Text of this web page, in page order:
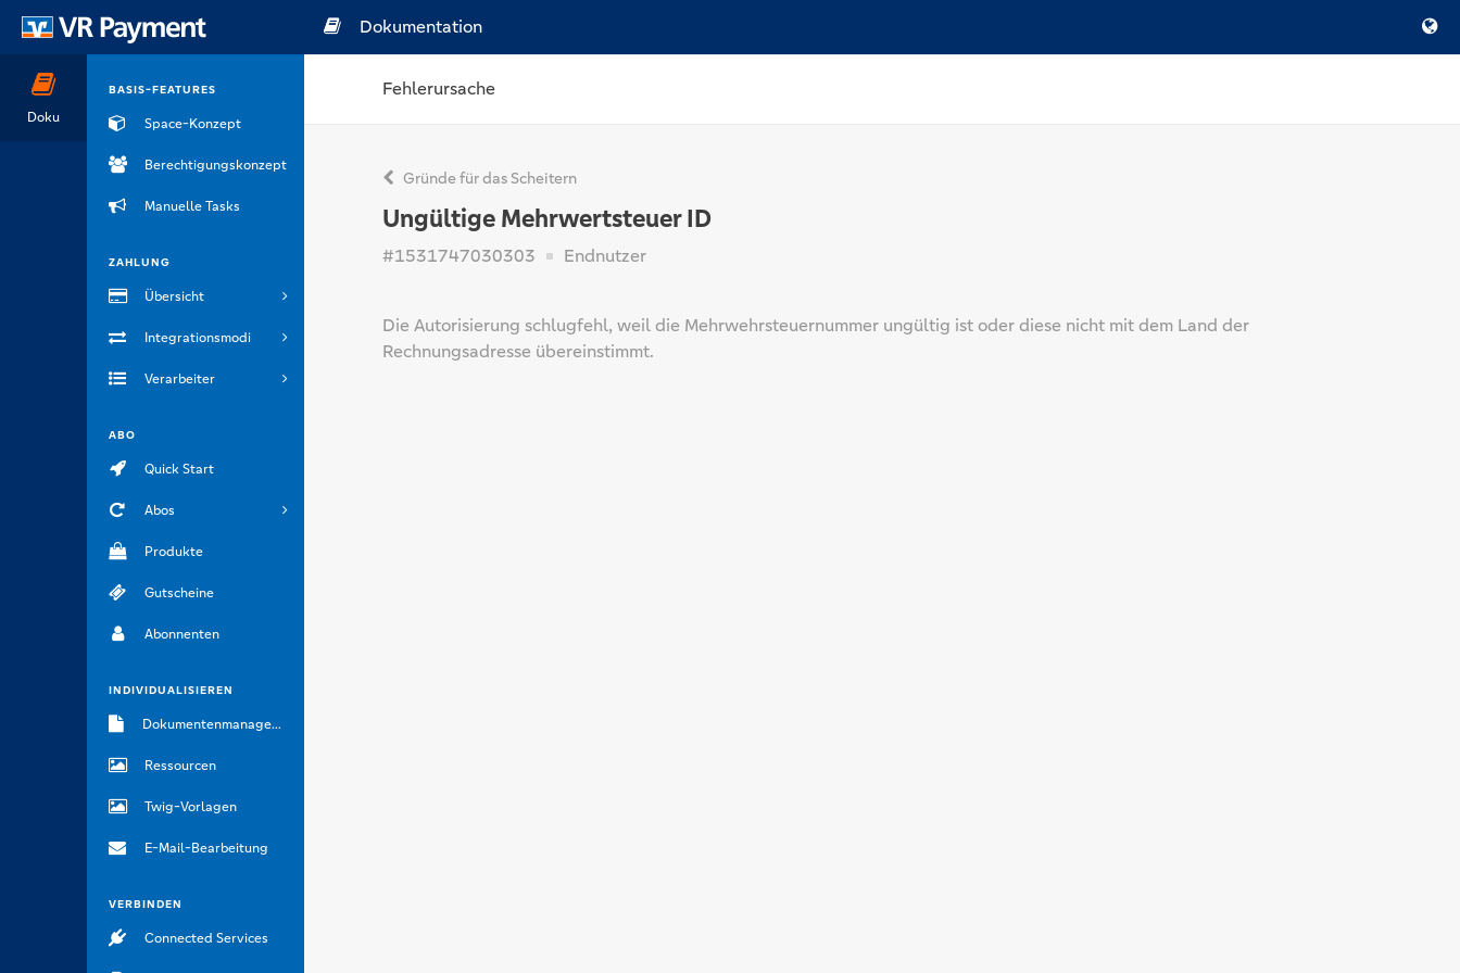
Doku
BASIS-FEATURES
Space-Konzept
Berechtigungskonzept
Manuelle Tasks
ZAHLUNG
Übersicht
Integrationsmodi
Verarbeiter
ABO
Quick Start
Abos
Produkte
Gutscheine
Abonnenten
INDIVIDUALISIEREN
Dokumentenmanagement
Ressourcen
Twig-Vorlagen
E-Mail-Bearbeitung
VERBINDEN
Connected Services
Dokumentation
Fehlerursache
Gründe für das Scheitern
Ungültige Mehrwertsteuer ID
#1531747030303 Endnutzer
Die Autorisierung schlugfehl, weil die Mehrwehrsteuernummer ungültig ist oder diese nicht mit dem Land der
Rechnungsadresse übereinstimmt.